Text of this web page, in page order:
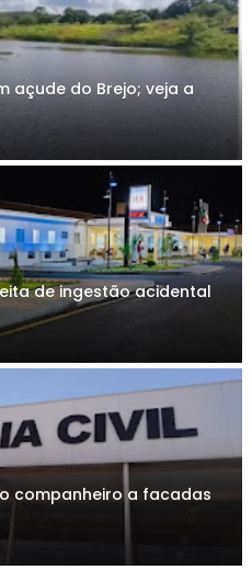
açude do Brejo; veja a
de ingestão acidental
companheiro a facadas